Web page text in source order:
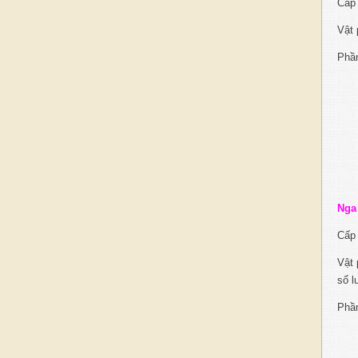
Vật
Vật
số